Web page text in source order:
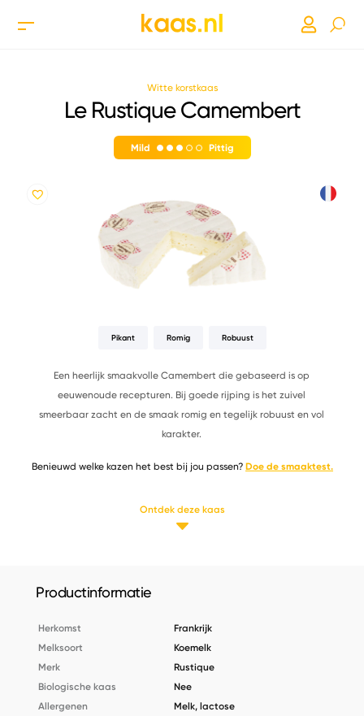
Witte korstkaas
Le Rustique Camembert
Mild Pittig
Pikant Romig Robuust
Een heerlijk smaakvolle Camembert die gebaseerd is op
eeuwenoude recepturen. Bij goede rijping is het zuivel
smeerbaar zacht en de smaak romig en tegelijk robuust en vol
karakter.
Benieuwd welke kazen het best bij jou passen? Doe de smaaktest.
Ontdek deze kaas
Productinformatie
Herkomst
Frankrijk
Melksoort
Koemelk
Merk
Rustique
Biologische kaas
Nee
Allergenen
Melk, lactose